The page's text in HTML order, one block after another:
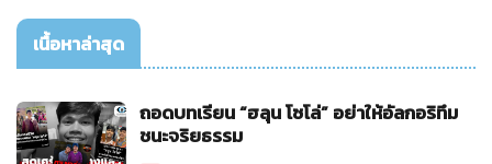
เนื้อหาล่าสุด
ถอดบทเรียน “ฮลุน โซโล่” อย่าให้อัลกอริทึม
ชนะจริยธรรม